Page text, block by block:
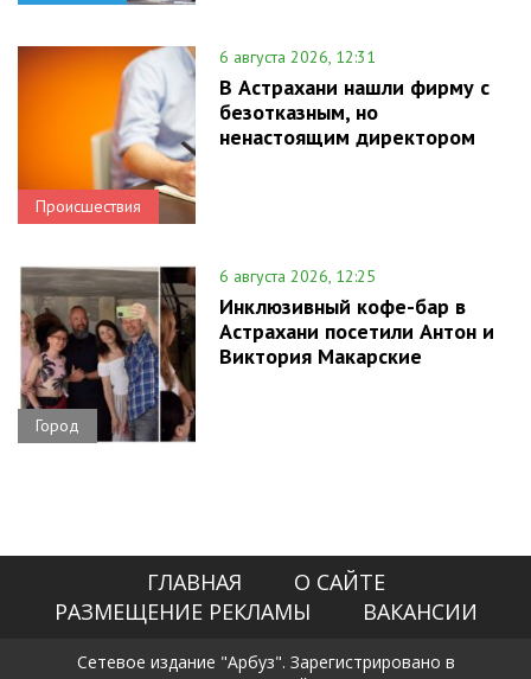
Происшествия
6 августа 2026, 12:31
В Астрахани нашли фирму с
безотказным, но
ненастоящим директором
Город
6 августа 2026, 12:25
Инклюзивный кофе-бар в
Астрахани посетили Антон и
Виктория Макарские
ГЛАВНАЯ
О САЙТЕ
РАЗМЕЩЕНИЕ РЕКЛАМЫ
ВАКАНСИИ
Сетевое издание "Арбуз". Зарегистрировано в